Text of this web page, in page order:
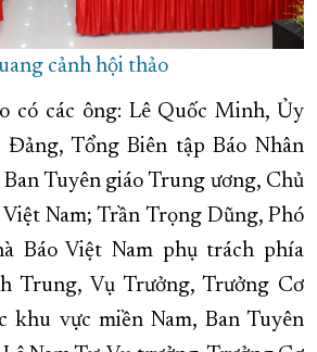
cảnh hội thảo
có các ông: Lê Quốc Minh, Ủy
Tổng Biên tập Báo Nhân
Tuyên giáo Trung ương, Chủ
Nam; Trần Trọng Dũng, Phó
Báo Việt Nam phụ trách phía
Trung, Vụ Trưởng, Trưởng Cơ
khu vực miền Nam, Ban Tuyên